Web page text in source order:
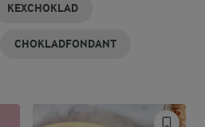
KEXCHOKLAD
CHOKLADFONDANT